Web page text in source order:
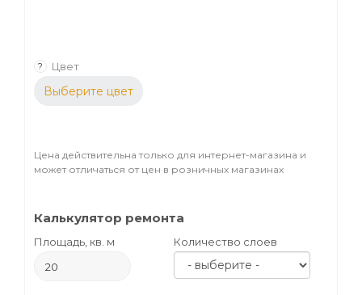
? Цвет
Выберите цвет
Цена действительна только для интернет-магазина и
может отличаться от цен в розничных магазинах
Калькулятор ремонта
Площадь, кв. м Количество слоев